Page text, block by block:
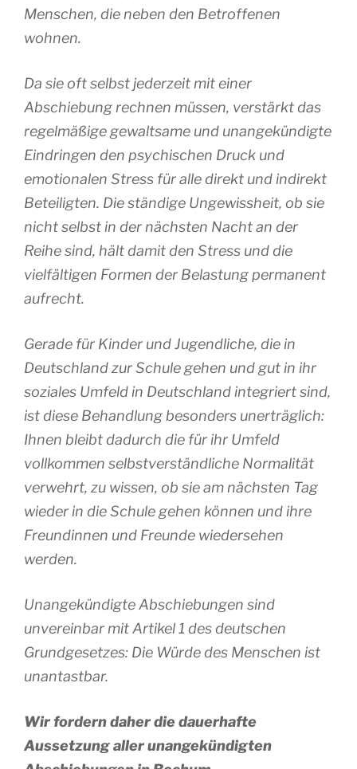
Menschen, die neben den Betroffenen
wohnen.
Da sie oft selbst jederzeit mit einer
Abschiebung rechnen müssen, verstärkt das
regelmäßige gewaltsame und unangekündigte
Eindringen den psychischen Druck und
emotionalen Stress für alle direkt und indirekt
Beteiligten. Die ständige Ungewissheit, ob sie
nicht selbst in der nächsten Nacht an der
Reihe sind, hält damit den Stress und die
vielfältigen Formen der Belastung permanent
aufrecht.
Gerade für Kinder und Jugendliche, die in
Deutschland zur Schule gehen und gut in ihr
soziales Umfeld in Deutschland integriert sind,
ist diese Behandlung besonders unerträglich:
Ihnen bleibt dadurch die für ihr Umfeld
vollkommen selbstverständliche Normalität
verwehrt, zu wissen, ob sie am nächsten Tag
wieder in die Schule gehen können und ihre
Freundinnen und Freunde wiedersehen
werden.
Unangekündigte Abschiebungen sind
unvereinbar mit Artikel 1 des deutschen
Grundgesetzes: Die Würde des Menschen ist
unantastbar.
Wir fordern daher die dauerhafte
Aussetzung aller unangekündigten